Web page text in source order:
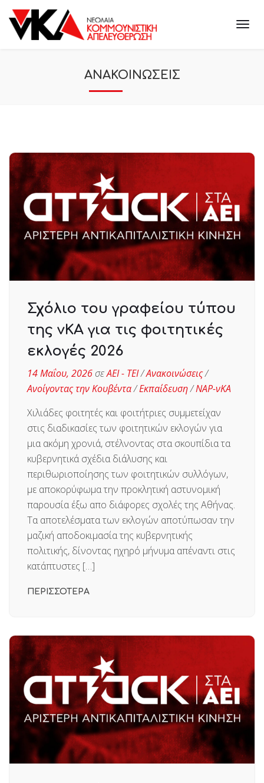
ΑΝΑΚΟΙΝΩΣΕΙΣ
Σχόλιο του γραφείου τύπου
της νΚΑ για τις φοιτητικές
εκλογές 2026
14 Μαΐου, 2026σεΑΕΙ - ΤΕΙ/Ανακοινώσεις/
Ανοίγοντας την Κουβέντα/Εκπαίδευση/ΝΑΡ-νΚΑ
Χιλιάδες φοιτητές και φοιτήτριες συμμετείχαν
στις διαδικασίες των φοιτητικών εκλογών για
μια ακόμη χρονιά, στέλνοντας στα σκουπίδια τα
κυβερνητικά σχέδια διάλυσης και
περιθωριοποίησης των φοιτητικών συλλόγων,
με αποκορύφωμα την προκλητική αστυνομική
παρουσία έξω απο διάφορες σχολές της Αθήνας.
Τα αποτελέσματα των εκλογών αποτύπωσαν την
μαζική αποδοκιμασία της κυβερνητικής
πολιτικής, δίνοντας ηχηρό μήνυμα απέναντι στις
κατάπτυστες […]
ΠΕΡΙΣΣΟΤΕΡΑ